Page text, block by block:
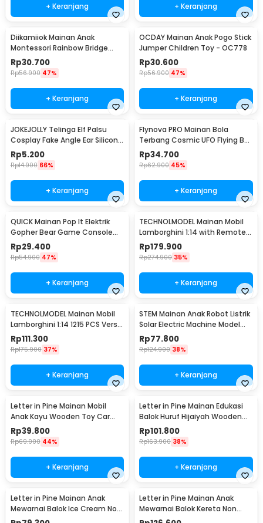
+ Keranjang + Keranjang
Diikamiiok Mainan Anak
Montessori Rainbow Bridge
Children Toy - QT07
Rp30.700
Rp56.900 47%
+ Keranjang
OCDAY Mainan Anak Pogo Stick
Jumper Children Toy - OC778
Rp30.600
Rp56.900 47%
+ Keranjang
JOKEJOLLY Telinga Elf Palsu
Cosplay Fake Angle Ear Silicone
- JK-666
Rp5.200
Rp14.900 66%
+ Keranjang
Flynova PRO Mainan Bola
Terbang Cosmic UFO Flying Ball
USB Charge - 998
Rp34.700
Rp62.900 45%
+ Keranjang
QUICK Mainan Pop It Elektrik
Gopher Bear Game Console
3rd Generation - Q3
Rp29.400
Rp54.900 47%
+ Keranjang
TECHNOLMODEL Mainan Mobil
Lamborghini 1:14 with Remote -
JKC7101
Rp179.900
Rp274.900 35%
+ Keranjang
TECHNOLMODEL Mainan Mobil
Lamborghini 1:14 1215 PCS Versi
Statis - JKC
Rp111.300
Rp175.900 37%
+ Keranjang
STEM Mainan Anak Robot Listrik
Solar Electric Machine Model
Anjing - 2060
Rp77.800
Rp124.900 38%
+ Keranjang
Letter in Pine Mainan Mobil
Anak Kayu Wooden Toy Car
Non Toxic Paint - LT10
Rp39.800
Rp69.900 44%
+ Keranjang
Letter in Pine Mainan Edukasi
Balok Huruf Hijaiyah Wooden
Blocks - LP44
Rp101.800
Rp163.900 38%
+ Keranjang
Letter in Pine Mainan Anak
Mewarnai Balok Ice Cream Non
Toxic Paint - LP59
Letter in Pine Mainan Anak
Mewarnai Balok Kereta Non
Toxic Paint - LP12